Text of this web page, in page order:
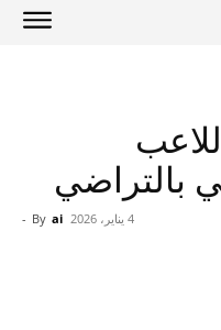
بالتراضي
By ai
- 4 يناير، 2026